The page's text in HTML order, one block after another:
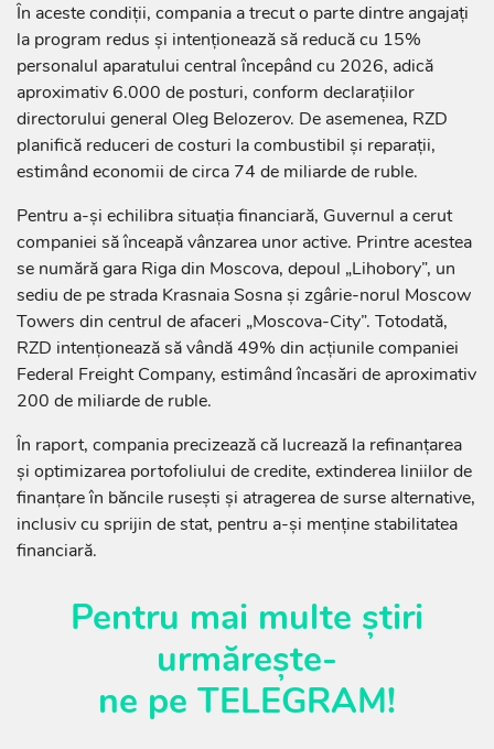
În aceste condiții, compania a trecut o parte dintre angajați
la program redus și intenționează să reducă cu 15%
personalul aparatului central începând cu 2026, adică
aproximativ 6.000 de posturi, conform declarațiilor
directorului general Oleg Belozerov. De asemenea, RZD
planifică reduceri de costuri la combustibil și reparații,
estimând economii de circa 74 de miliarde de ruble.
Pentru a-și echilibra situația financiară, Guvernul a cerut
companiei să înceapă vânzarea unor active. Printre acestea
se numără gara Riga din Moscova, depoul „Lihobory”, un
sediu de pe strada Krasnaia Sosna și zgârie-norul Moscow
Towers din centrul de afaceri „Moscova-City”. Totodată,
RZD intenționează să vândă 49% din acțiunile companiei
Federal Freight Company, estimând încasări de aproximativ
200 de miliarde de ruble.
În raport, compania precizează că lucrează la refinanțarea
și optimizarea portofoliului de credite, extinderea liniilor de
finanțare în băncile rusești și atragerea de surse alternative,
inclusiv cu sprijin de stat, pentru a-și menține stabilitatea
financiară.
Pentru mai multe știri
urmărește-
ne pe TELEGRAM!